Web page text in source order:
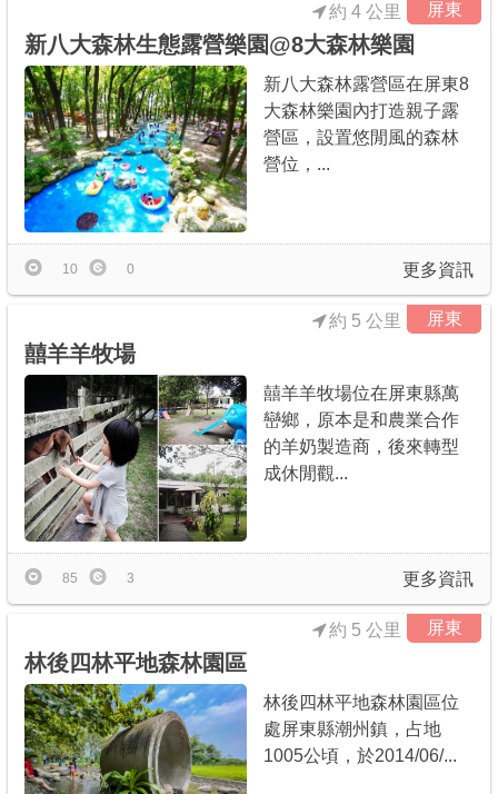
屏東
約 4 公里
新八大森林生態露營樂園@8大森林樂園
新八大森林露營區在屏東8
大森林樂園內打造親子露
營區，設置悠閒風的森林
營位，...
更多資訊
10 0
屏東
約 5 公里
囍羊羊牧場
囍羊羊牧場位在屏東縣萬
巒鄉，原本是和農業合作
的羊奶製造商，後來轉型
成休閒觀...
更多資訊
85 3
屏東
約 5 公里
林後四林平地森林園區
林後四林平地森林園區位
處屏東縣潮州鎮，占地
1005公頃，於2014/06/...